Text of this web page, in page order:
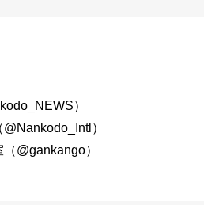
）
）
@gankango）